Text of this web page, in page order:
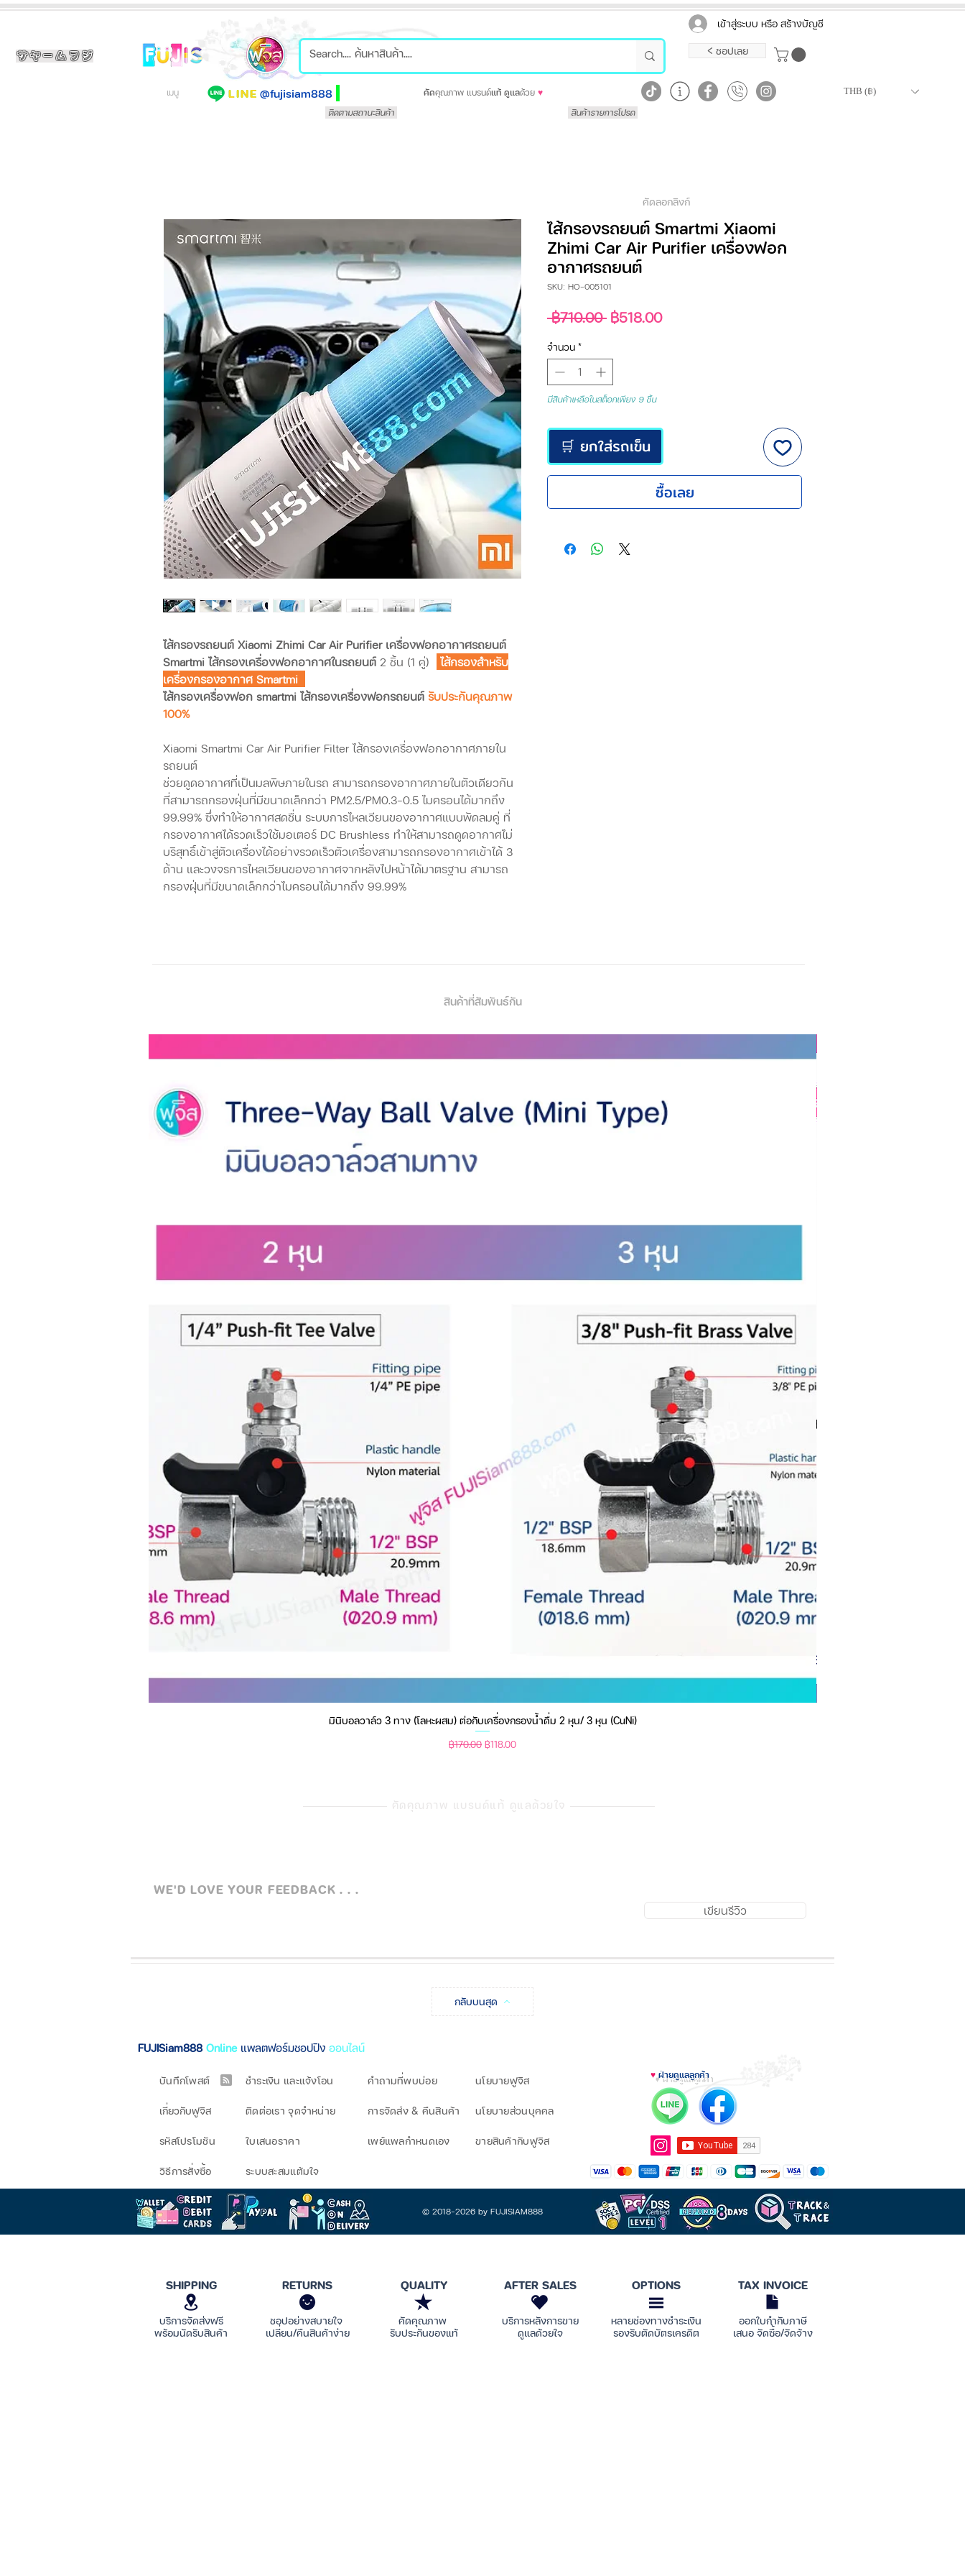
サヤームフジ
@fujisiam888
LINE
เมนู คัดคุณภาพ แบรนด์แท้ ดูแลด้วย ♥
เข้าสู่ระบบ หรือ สร้างบัญชี
< ชอปเลย
THB (฿)
ติดตามสถานะสินค้า สินค้ารายการโปรด
ไส้กรองรถยนต์ Xiaomi Zhimi Car Air Purifier เครื่องฟอกอากาศรถยนต์
Smartmi ไส้กรองเครื่องฟอกอากาศในรถยนต์ 2 ชิ้น (1 คู่)
ไส้กรองสำหรับ
เครื่องกรองอากาศ Smartmi
ไส้กรองเครื่องฟอก smartmi ไส้กรองเครื่องฟอกรถยนต์ รับประกันคุณภาพ
100%
Xiaomi Smartmi Car Air Purifier Filter ไส้กรองเครื่องฟอกอากาศภายใน
รถยนต์
ช่วยดูดอากาศที่เป็นมลพิษภายในรถ สามารถกรองอากาศภายในตัวเดียวกัน
ที่สามารถกรองฝุ่นที่มีขนาดเล็กกว่า PM2.5/PM0.3-0.5 ไมครอนได้มากถึง
99.99% ซึ่งทำให้อากาศสดชื่น ระบบการไหลเวียนของอากาศแบบพัดลมคู่ ที่
กรองอากาศได้รวดเร็วใช้มอเตอร์ DC Brushless ทำให้สามารถดูดอากาศไม่
บริสุทธิ์เข้าสู่ตัวเครื่องได้อย่างรวดเร็วตัวเครื่องสามารถกรองอากาศเข้าได้ 3
ด้าน และวงจรการไหลเวียนของอากาศจากหลังไปหน้าได้มาตรฐาน สามารถ
กรองฝุ่นที่มีขนาดเล็กกว่าไมครอนได้มากถึง 99.99%
ไส้กรองรถยนต์ Smartmi Xiaomi
Zhimi Car Air Purifier เครื่องฟอก
อากาศรถยนต์
SKU: HO-005101
฿710.00 ราคา
฿518.00ราคา
จำนวน *
มีสินค้าเหลือในสต็อกเพียง 9 ชิ้น
🛒 ยกใส่รถเข็น
ซื้อเลย
คัดลอกลิงก์
สินค้าที่สัมพันธ์กัน
ดูข้อมูลด่วน
มินิบอลวาล์ว 3 ทาง (โลหะผสม) ต่อกับเครื่องกรองน้ำดื่ม 2 หุน/ 3 หุน (CuNi)
ราคาปกติ
฿170.00 ราคาขายลด
฿118.00
คัดคุณภาพ แบรนด์แท้ ดูแลด้วยใจ
WE'D LOVE YOUR FEEDBACK . . .
เขียนรีวิว
กลับบนสุด
FUJISiam888 Onlineแพลตฟอร์มชอปปิง ออนไลน์
บันทึกโพสต์
เกี่ยวกับฟูจิส
รหัสโปรโมชัน
ชำระเงิน และแจ้งโอน
ติดต่อเรา จุดจำหน่าย
ใบเสนอราคา
วิธีการสั่งซื้อ ระบบสะสมแต้มใจ
คำถามที่พบบ่อย
การจัดส่ง & คืนสินค้า
เพย์แพลกำหนดเอง
นโยบายฟูจิส
นโยบายส่วนบุคคล
ขายสินค้ากับฟูจิส
♥ฝ่ายดูแลลูกค้า
© 2018-2026 by FUJISIAM888
SHIPPING
บริการจัดส่งฟรี
พร้อมนัดรับสินค้า
RETURNS
ชอปอย่างสบายใจ
เปลี่ยน/คืนสินค้าง่าย
QUALITY
คัดคุณภาพ
รับประกันของแท้
AFTER SALES
บริการหลังการขาย
ดูแลด้วยใจ
OPTIONS
หลายช่องทางชำระเงิน
รองรับตัดบัตรเครดิต
TAX INVOICE
ออกใบกำกับภาษี
เสนอ จัดซื้อ/จัดจ้าง